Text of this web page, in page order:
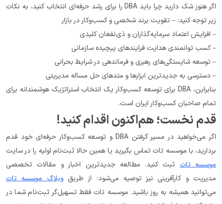
زیر توجه کنید: – تقویت برند شخصی و کسب‌وکار در بازار
– افزایش اعتماد سرمایه‌گذاران و ذی‌نفعان کلیدی
– کسب توانمندی هدایت فرایندهای پیچیده سازمانی
– توسعه شایستگی‌های رهبری و فرماندهی در شرایط بحرانی
– دسترسی به جدیدترین ابزارها و متدهای حل مساله مدیریتی
تمام صاحبان کسب‌وکار ایران است.
قدم نخست؛ هم‌اکنون اقدام کنید!
بردارید، با موسسه تات تماس بگیرید یا همین حالا ثبت‌نام اولیه را در سایت
موسسه تات
مدیریت و کارآفرینی نیز توصیه می‌شود؛ از طریق
وبلاگ موسسه تات